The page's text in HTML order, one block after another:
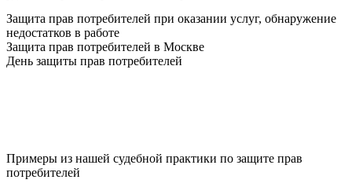
Защита прав потребителей при оказании услуг, обнаружение
недостатков в работе
Защита прав потребителей в Москве
День защиты прав потребителей
Примеры из нашей судебной практики по защите прав
потребителей